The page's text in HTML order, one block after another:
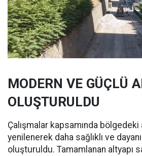
MODERN VE GÜÇLÜ
OLUŞTURULDU
Çalışmalar kapsamında bölgedeki
yenilenerek daha sağlıklı ve
oluşturuldu. Tamamlanan altyapı